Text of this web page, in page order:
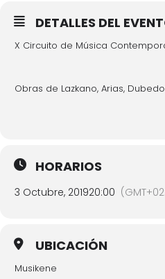
DETALLES DEL
X Circuito de Música
Obras de Lazkano, Arias,
HORARIOS
3 Octubre, 201920:00
UBICACIÓN
Musikene